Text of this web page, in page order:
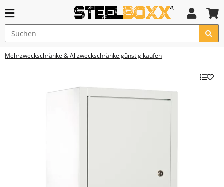
Mehrzweckschränke & Allzweckschränke günstig kaufen